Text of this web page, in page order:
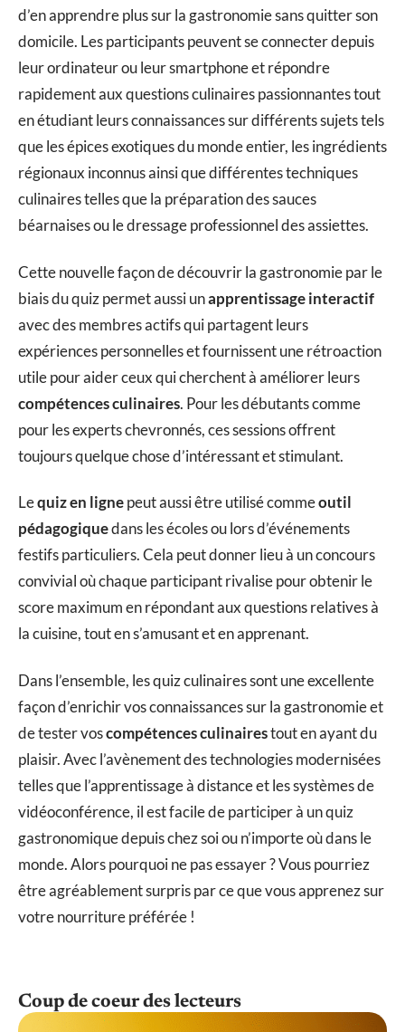
d’en apprendre plus sur la gastronomie sans quitter son
domicile. Les participants peuvent se connecter depuis
leur ordinateur ou leur smartphone et répondre
rapidement aux questions culinaires passionnantes tout
en étudiant leurs connaissances sur différents sujets tels
que les épices exotiques du monde entier, les ingrédients
régionaux inconnus ainsi que différentes techniques
culinaires telles que la préparation des sauces
béarnaises ou le dressage professionnel des assiettes.
Cette nouvelle façon de découvrir la gastronomie par le
biais du quiz permet aussi unapprentissage interactif
avec des membres actifs qui partagent leurs
expériences personnelles et fournissent une rétroaction
utile pour aider ceux qui cherchent à améliorer leurs
compétences culinaires. Pour les débutants comme
pour les experts chevronnés, ces sessions offrent
toujours quelque chose d’intéressant et stimulant.
Lequiz en lignepeut aussi être utilisé commeoutil
pédagogiquedans les écoles ou lors d’événements
festifs particuliers. Cela peut donner lieu à un concours
convivial où chaque participant rivalise pour obtenir le
score maximum en répondant aux questions relatives à
la cuisine, tout en s’amusant et en apprenant.
Dans l’ensemble, les quiz culinaires sont une excellente
façon d’enrichir vos connaissances sur la gastronomie et
de tester voscompétences culinairestout en ayant du
plaisir. Avec l’avènement des technologies modernisées
telles que l’apprentissage à distance et les systèmes de
vidéoconférence, il est facile de participer à un quiz
gastronomique depuis chez soi ou n’importe où dans le
monde. Alors pourquoi ne pas essayer ? Vous pourriez
être agréablement surpris par ce que vous apprenez sur
votre nourriture préférée !
Coup de coeur des lecteurs